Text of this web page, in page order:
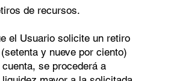
de recursos.
el Usuario solicite un retiro
y nueve por ciento)
se procederá a